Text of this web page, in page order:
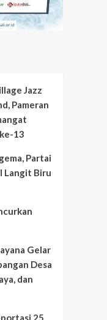
Jazz
Pameran
13
Partai
Langit Biru
Gelar
Desa
dan
25